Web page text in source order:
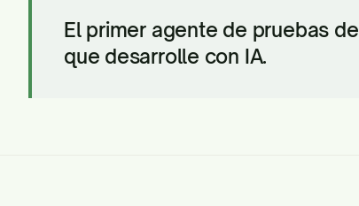
El primer agente de pruebas
que desarrolle con IA.